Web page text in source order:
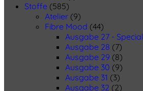
Stoffe (585)
Atelier (9)
Fibre Mood (44)
Ausgabe 27 -
Ausgabe 28 (7)
Ausgabe 29 (8)
Ausgabe 30 (9)
Ausgabe 31 (3)
Ausgabe 32 (2)